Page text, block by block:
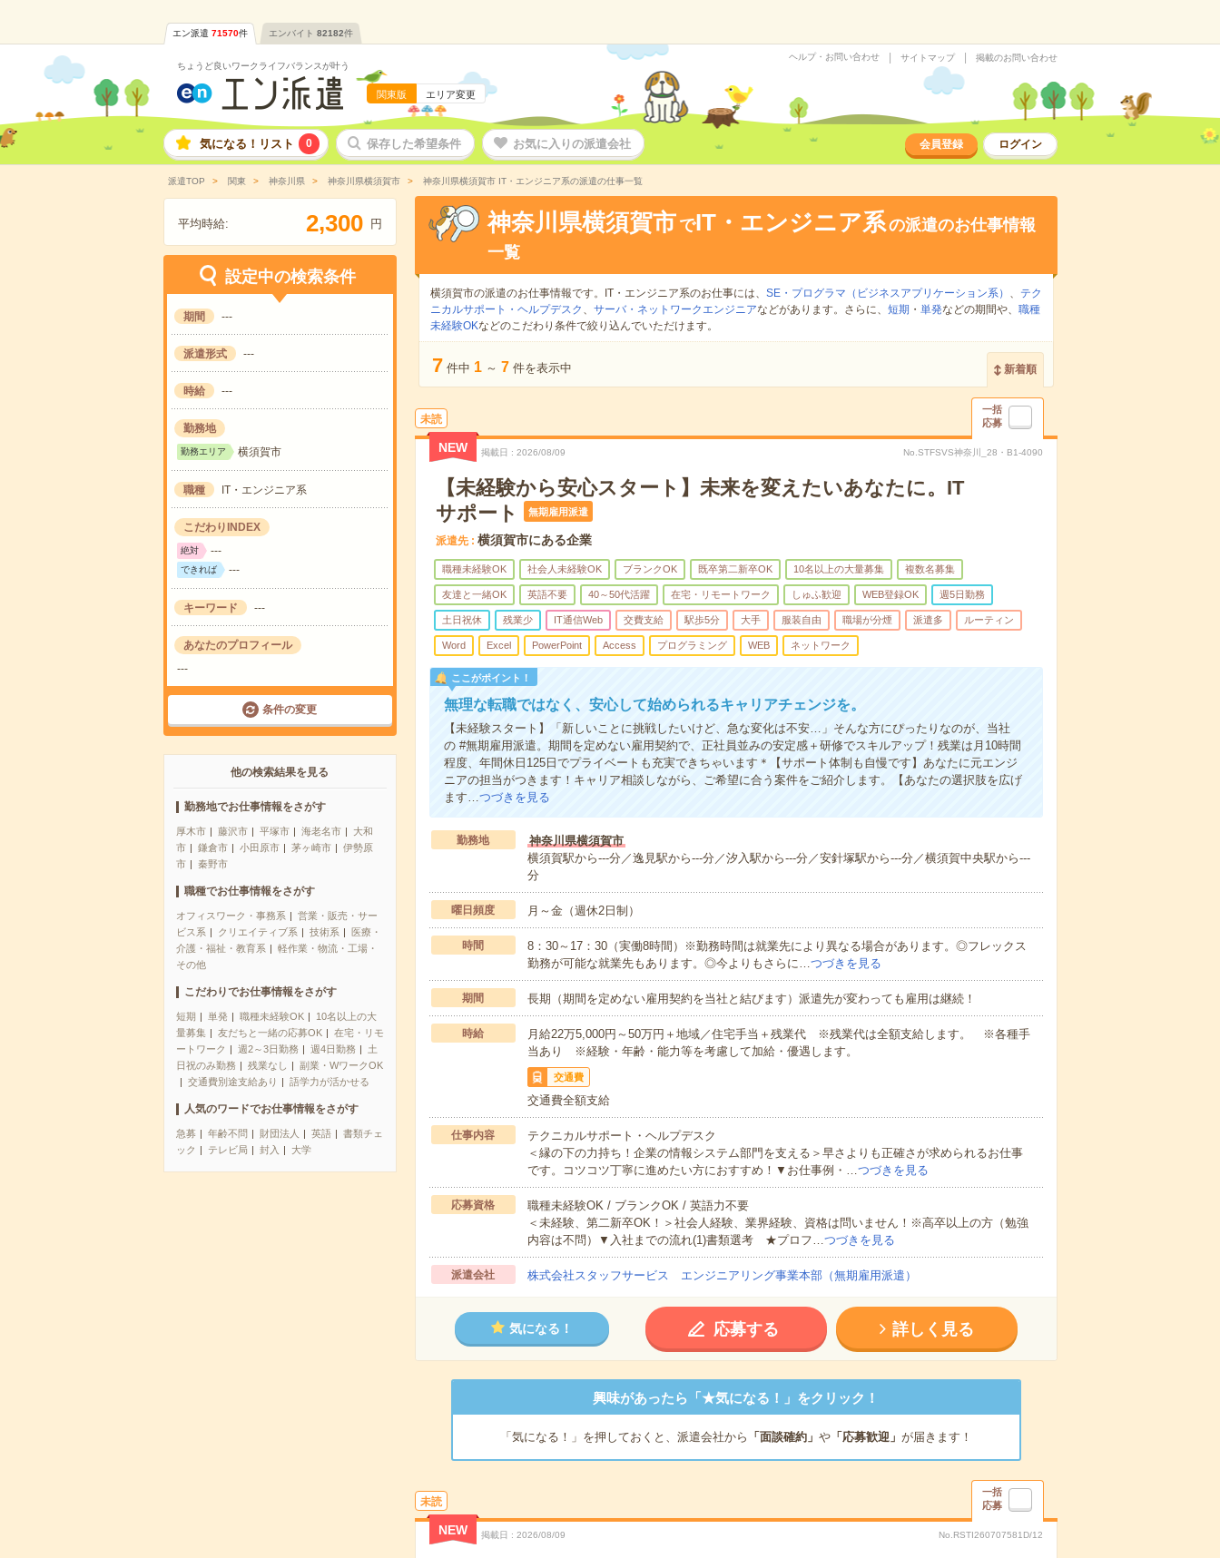
エン派遣 71570件 エンバイト 82182件
ちょうど良いワークライフバランスが叶う
関東版 エリア変更
ヘルプ・お問い合わせ サイトマップ 掲載のお問い合わせ
気になる！リスト 0 保存した希望条件 お気に入りの派遣会社 会員登録 ログイン
派遣TOP 関東 神奈川県 神奈川県横須賀市 神奈川県横須賀市 IT・エンジニア系の派遣の仕事一覧
平均時給: 2,300 円
設定中の検索条件
期間 ---
派遣形式 ---
時給 ---
勤務地
勤務エリア 横須賀市
職種 IT・エンジニア系
こだわりINDEX
絶対 ---
できれば ---
キーワード ---
あなたのプロフィール
---
条件の変更
他の検索結果を見る
勤務地でお仕事情報をさがす
厚木市 藤沢市 平塚市 海老名市
大和
市
鎌倉市 小田原市 茅ヶ崎市
伊勢原
市
秦野市
職種でお仕事情報をさがす
オフィスワーク・事務系
営業・販売・サー
ビス系
クリエイティブ系 技術系
医療・
介護・福祉・教育系
軽作業・物流・工場・
その他
こだわりでお仕事情報をさがす
短期 単発 職種未経験OK
10名以上の大
量募集
友だちと一緒の応募OK
在宅・リモ
ートワーク
週2～3日勤務 週4日勤務
土
日祝のみ勤務
残業なし
副業・WワークOK
交通費別途支給あり
語学力が活かせる
人気のワードでお仕事情報をさがす
急募 年齢不問 財団法人 英語
書類チェ
ック
テレビ局 封入 大学
神奈川県横須賀市 でIT・エンジニア系の派遣のお仕事情報
一覧
横須賀市の派遣のお仕事情報です。IT・エンジニア系のお仕事には、 SE・プログラマ（ビジネスアプリケーション系） 、
テク
ニカルサポート・ヘルプデスク 、 サーバ・ネットワークエンジニアなどがあります。さらに、 短期 ・ 単発などの期間や、 職種
未経験OKなどのこだわり条件で絞り込んでいただけます。
7 件中 1 ～ 7 件を表示中 新着順
未読
一括
応募
NEW 掲載日 2026/08/09 No.STFSVS神奈川_28・B1-4090
【未経験から安心スタート】未来を変えたいあなたに。IT
サポート
無期雇用派遣
派遣先 横須賀市にある企業
職種未経験OK 社会人未経験OK ブランクOK 既卒第二新卒OK 10名以上の大量募集 複数名募集
友達と一緒OK 英語不要 40～50代活躍 在宅・リモートワーク しゅふ歓迎 WEB登録OK 週5日勤務
土日祝休 残業少 IT通信Web 交費支給 駅歩5分 大手 服装自由 職場が分煙 派遣多 ルーティン
Word Excel PowerPoint Access プログラミング WEB ネットワーク
ここがポイント！
無理な転職ではなく、安心して始められるキャリアチェンジを。
【未経験スタート】「新しいことに挑戦したいけど、急な変化は不安…」そんな方にぴったりなのが、当社
の #無期雇用派遣。期間を定めない雇用契約で、正社員並みの安定感＋研修でスキルアップ！残業は月10時間
程度、年間休日125日でプライベートも充実できちゃいます＊【サポート体制も自慢です】あなたに元エンジ
ニアの担当がつきます！キャリア相談しながら、ご希望に合う案件をご紹介します。【あなたの選択肢を広げ
ます…つづきを見る
勤務地
神奈川県横須賀市
横須賀駅から---分／逸見駅から---分／汐入駅から---分／安針塚駅から---分／横須賀中央駅から---
分
曜日頻度 月～金（週休2日制）
時間
8：30～17：30（実働8時間）※勤務時間は就業先により異なる場合があります。◎フレックス
勤務が可能な就業先もあります。◎今よりもさらに…つづきを見る
期間 長期（期間を定めない雇用契約を当社と結びます）派遣先が変わっても雇用は継続！
時給
月給22万5,000円～50万円＋地域／住宅手当＋残業代 ※残業代は全額支給します。 ※各種手
当あり ※経験・年齢・能力等を考慮して加給・優遇します。
交通費
交通費全額支給
仕事内容
テクニカルサポート・ヘルプデスク
＜縁の下の力持ち！企業の情報システム部門を支える＞早さよりも正確さが求められるお仕事
です。コツコツ丁寧に進めたい方におすすめ！▼お仕事例・…つづきを見る
応募資格
職種未経験OK / ブランクOK / 英語力不要
＜未経験、第二新卒OK！＞社会人経験、業界経験、資格は問いません！※高卒以上の方（勉強
内容は不問）▼入社までの流れ(1)書類選考 ★プロフ…つづきを見る
派遣会社 株式会社スタッフサービス エンジニアリング事業本部（無期雇用派遣）
気になる！ 応募する 詳しく見る
興味があったら「★気になる！」をクリック！
「気になる！」を押しておくと、派遣会社から 「面談確約」 や「応募歓迎」 が届きます！
未読
一括
応募
NEW 掲載日 2026/08/09 No.RSTI260707581D/12